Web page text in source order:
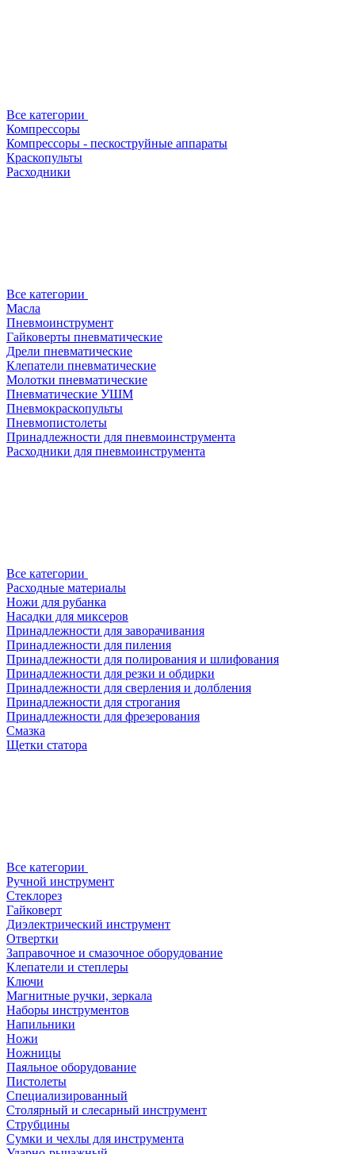
Все категории
Компрессоры
Компрессоры - пескоструйные аппараты
Краскопульты
Расходники
Все категории
Масла
Пневмоинструмент
Гайковерты пневматические
Дрели пневматические
Клепатели пневматические
Молотки пневматические
Пневматические УШМ
Пневмокраскопульты
Пневмопистолеты
Принадлежности для пневмоинструмента
Расходники для пневмоинструмента
Все категории
Расходные материалы
Ножи для рубанка
Насадки для миксеров
Принадлежности для заворачивания
Принадлежности для пиления
Принадлежности для полирования и шлифования
Принадлежности для резки и обдирки
Принадлежности для сверления и долбления
Принадлежности для строгания
Принадлежности для фрезерования
Смазка
Щетки статора
Все категории
Ручной инструмент
Стеклорез
Гайковерт
Диэлектрический инструмент
Отвертки
Заправочное и смазочное оборудование
Клепатели и степлеры
Ключи
Магнитные ручки, зеркала
Наборы инструментов
Напильники
Ножи
Ножницы
Паяльное оборудование
Пистолеты
Специализированный
Столярный и слесарный инструмент
Струбцины
Сумки и чехлы для инструмента